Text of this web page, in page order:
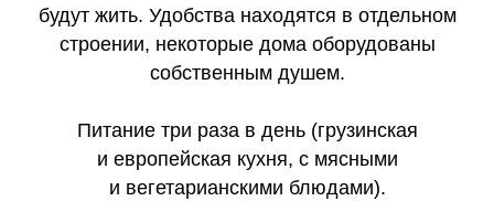
будут жить. Удобства находятся в отдельном
строении, некоторые дома оборудованы
собственным душем.
Питание три раза в день (грузинская
и европейская кухня, с мясными
и вегетарианскими блюдами).